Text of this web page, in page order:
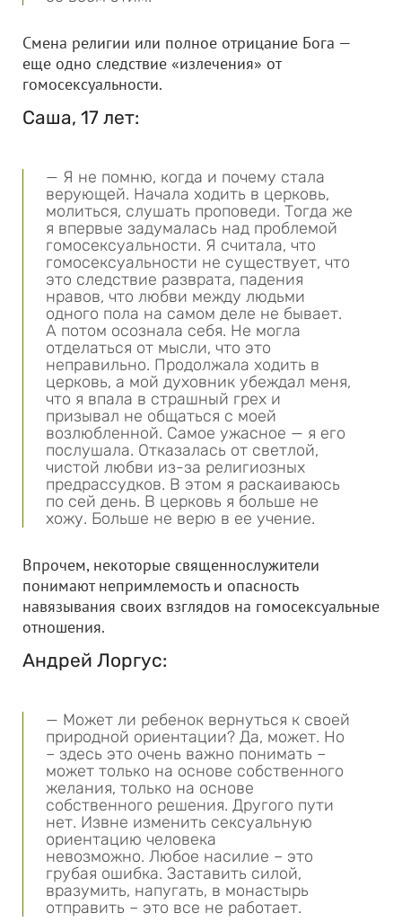
Смена религии или полное отрицание Бога —
еще одно следствие «излечения» от
гомосексуальности.
Саша, 17 лет:
— Я не помню, когда и почему стала
верующей. Начала ходить в церковь,
молиться, слушать проповеди. Тогда же
я впервые задумалась над проблемой
гомосексуальности. Я считала, что
гомосексуальности не существует, что
это следствие разврата, падения
нравов, что любви между людьми
одного пола на самом деле не бывает.
А потом осознала себя. Не могла
отделаться от мысли, что это
неправильно. Продолжала ходить в
церковь, а мой духовник убеждал меня,
что я впала в страшный грех и
призывал не общаться с моей
возлюбленной. Самое ужасное — я его
послушала. Отказалась от светлой,
чистой любви из-за религиозных
предрассудков. В этом я раскаиваюсь
по сей день. В церковь я больше не
хожу. Больше не верю в ее учение.
Впрочем, некоторые священнослужители
понимают непримлемость и опасность
навязывания своих взглядов на гомосексуальные
отношения.
Андрей Лоргус:
— Может ли ребенок вернуться к своей
природной ориентации? Да, может. Но
– здесь это очень важно понимать –
может только на основе собственного
желания, только на основе
собственного решения. Другого пути
нет. Извне изменить сексуальную
ориентацию человека
невозможно. Любое насилие – это
грубая ошибка. Заставить силой,
вразумить, напугать, в монастырь
отправить – это все не работает.